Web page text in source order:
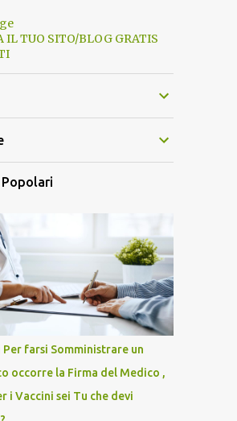
IL TUO SITO/BLOG GRATIS
Per farsi Somministrare un
occorre la Firma del Medico ,
i Vaccini sei Tu che devi